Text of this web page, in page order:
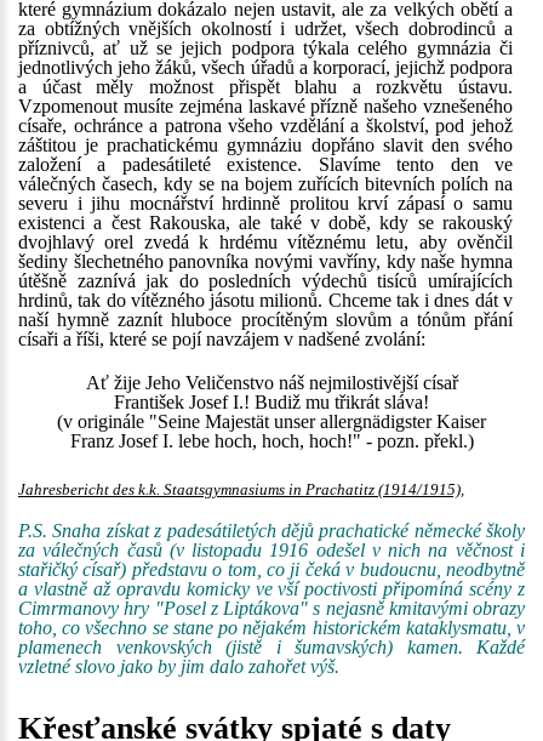
které gymnázium dokázalo nejen ustavit, ale za velkých obětí a
za obtížných vnějších okolností i udržet, všech dobrodinců a
příznivců, ať už se jejich podpora týkala celého gymnázia či
jednotlivých jeho žáků, všech úřadů a korporací, jejichž podpora
a účast měly možnost přispět blahu a rozkvětu ústavu.
Vzpomenout musíte zejména laskavé přízně našeho vznešeného
císaře, ochránce a patrona všeho vzdělání a školství, pod jehož
záštitou je prachatickému gymnáziu dopřáno slavit den svého
založení a padesátileté existence. Slavíme tento den ve
válečných časech, kdy se na bojem zuřících bitevních polích na
severu i jihu mocnářství hrdinně prolitou krví zápasí o samu
existenci a čest Rakouska, ale také v době, kdy se rakouský
dvojhlavý orel zvedá k hrdému vítěznému letu, aby ověnčil
šediny šlechetného panovníka novými vavříny, kdy naše hymna
útěšně zaznívá jak do posledních výdechů tisíců umírajících
hrdinů, tak do vítězného jásotu milionů. Chceme tak i dnes dát v
naší hymně zaznít hluboce procítěným slovům a tónům přání
císaři a říši, které se pojí navzájem v nadšené zvolání:
Ať žije Jeho Veličenstvo náš nejmilostivější císař
František Josef I.! Budiž mu třikrát sláva!
(v originále "Seine Majestät unser allergnädigster Kaiser
Franz Josef I. lebe hoch, hoch, hoch!" - pozn. překl.)
Jahresbericht des k.k. Staatsgymnasiums in Prachatitz (1914/1915),
P.S. Snaha získat z padesátiletých dějů prachatické německé školy
za válečných časů (v listopadu 1916 odešel v nich na věčnost i
stařičký císař) představu o tom, co ji čeká v budoucnu, neodbytně
a vlastně až opravdu komicky ve vší poctivosti připomíná scény z
Cimrmanovy hry "Posel z Liptákova" s nejasně kmitavými obrazy
toho, co všechno se stane po nějakém historickém kataklysmatu, v
plamenech venkovských (jistě i šumavských) kamen. Každé
vzletné slovo jako by jim dalo zahořet výš.
Křesťanské svátky spjaté s daty